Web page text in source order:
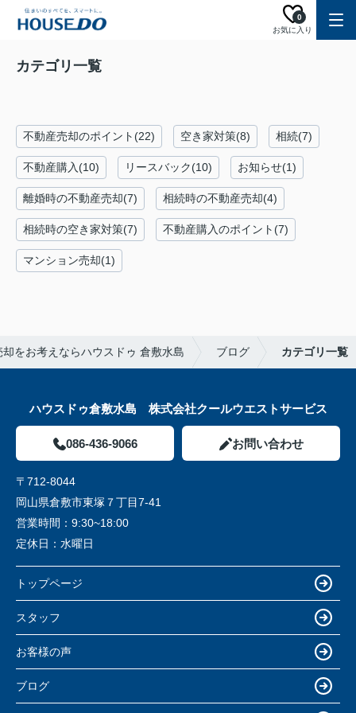
お気に入り
0
カテゴリ一覧
不動産売却のポイント(22) 空き家対策(8) 相続(7)
不動産購入(10) リースバック(10) お知らせ(1)
離婚時の不動産売却(7) 相続時の不動産売却(4)
相続時の空き家対策(7) 不動産購入のポイント(7)
マンション売却(1)
をお考えならハウスドゥ 倉敷水島 ブログ カテゴリ一覧
ハウスドゥ倉敷水島 株式会社クールウエストサービス
086-436-9066 お問い合わせ
〒712-8044
岡山県倉敷市東塚７丁目7-41
営業時間： 9:30~18:00
定休日： 水曜日
トップページ
スタッフ
お客様の声
ブログ